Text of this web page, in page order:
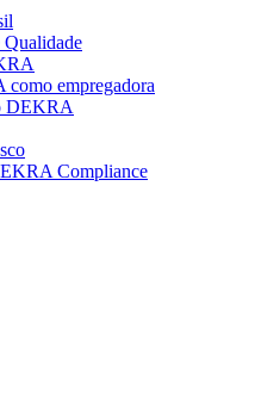
empregadora
DEKRA
Compliance